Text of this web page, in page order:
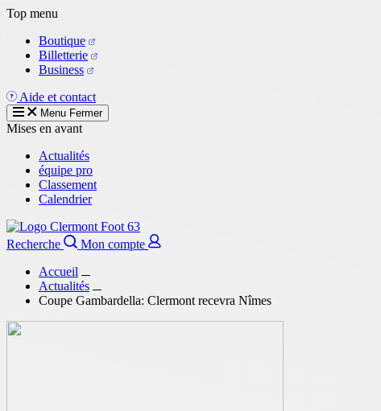
Aller
contenu
principal
Top menu
Boutique
Billetterie
Business
Aide et contact
Menu Fermer
Mises en avant
Actualités
équipe pro
Classement
Calendrier
Recherche
Mon compte
Accueil
Actualités
Coupe Gambardella: Clermont recevra Nîmes